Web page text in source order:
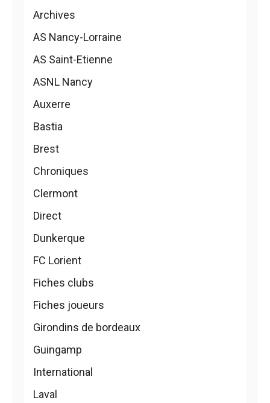
Archives
AS Nancy-Lorraine
AS Saint-Etienne
ASNL Nancy
Auxerre
Bastia
Brest
Chroniques
Clermont
Direct
Dunkerque
FC Lorient
Fiches clubs
Fiches joueurs
Girondins de bordeaux
Guingamp
International
Laval